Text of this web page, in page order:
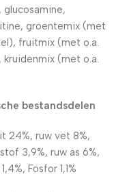
glucosamine,
groentemix (met
fruitmix (met o.a.
kruidenmix (met o.a.
bestandsdelen
24%, ruw vet 8%,
3,9%, ruw as 6%,
Fosfor 1,1%